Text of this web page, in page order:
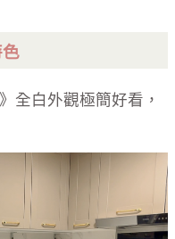
》全白外觀極簡好看，